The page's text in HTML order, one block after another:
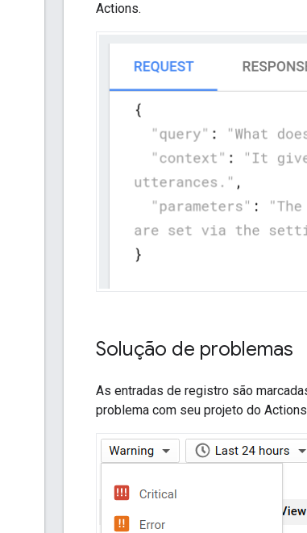
Actions.
Solução de problemas
As entradas de registro são
problema com seu projeto do